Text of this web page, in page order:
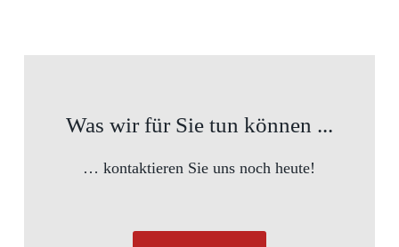
Was wir für Sie tun können ...
… kontaktieren Sie uns noch heute!